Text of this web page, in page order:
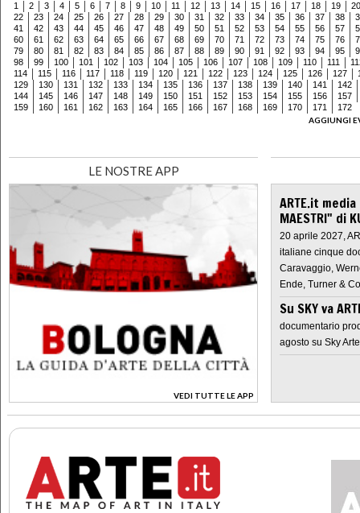
1 2 3 4 5 6 7 8 9 10 11 12 13 14 15 16 17 18 19
20
22
23 24 25 26 27 28 29 30 31 32 33 34 35 36 37 38
41
42 43 44 45 46 47 48 49 50 51 52 53 54 55 56 57
60
61 62 63 64 65 66 67 68 69 70 71 72 73 74 75 76
79
80 81 82 83 84 85 86 87 88 89 90 91 92 93 94 95
98
99 100 101 102 103 104 105 106 107 108 109 110 111
114
115 116 117 118 119 120 121 122 123 124 125 126 127
129
130 131 132 133 134 135 136 137 138 139 140 141
142
144
145 146 147 148 149 150 151 152 153 154 155 156
157
159
160 161 162 163 164 165 166 167 168 169 170 171
172
AGGIUNGI
LE NOSTRE APP
VEDI TUTTE LE APP
>
ARTE.it
MAESTRI" di
20 aprile 2027,
italiane cinque
Caravaggio,
Ende, Turner &
Su SKY va
documentario
agosto su Sky Arte